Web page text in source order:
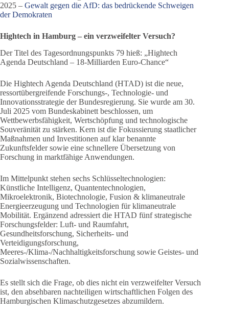
2025 – Gewalt gegen die AfD: das bedrückende Schweigen
der Demokraten
Hightech in Hamburg – ein verzweifelter Versuch?
Der Titel des Tagesordnungspunkts 79 hieß: „Hightech
Agenda Deutschland – 18-Milliarden Euro-Chance“
Die Hightech Agenda Deutschland (HTAD) ist die neue,
ressortübergreifende Forschungs-, Technologie- und
Innovationsstrategie der Bundesregierung. Sie wurde am 30.
Juli 2025 vom Bundeskabinett beschlossen, um
Wettbewerbsfähigkeit, Wertschöpfung und technologische
Souveränität zu stärken. Kern ist die Fokussierung staatlicher
Maßnahmen und Investitionen auf klar benannte
Zukunftsfelder sowie eine schnellere Übersetzung von
Forschung in marktfähige Anwendungen.
Im Mittelpunkt stehen sechs Schlüsseltechnologien:
Künstliche Intelligenz, Quantentechnologien,
Mikroelektronik, Biotechnologie, Fusion & klimaneutrale
Energieerzeugung und Technologien für klimaneutrale
Mobilität. Ergänzend adressiert die HTAD fünf strategische
Forschungsfelder: Luft- und Raumfahrt,
Gesundheitsforschung, Sicherheits- und
Verteidigungsforschung,
Meeres-/Klima-/Nachhaltigkeitsforschung sowie Geistes- und
Sozialwissenschaften.
Es stellt sich die Frage, ob dies nicht ein verzweifelter Versuch
ist, den absehbaren nachteiligen wirtschaftlichen Folgen des
Hamburgischen Klimaschutzgesetzes abzumildern.